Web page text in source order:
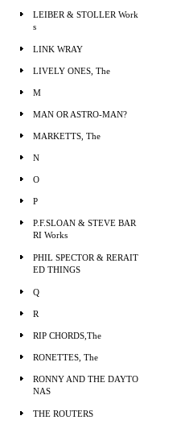
LEIBER & STOLLER Work
s
LINK WRAY
LIVELY ONES, The
M
MAN OR ASTRO-MAN?
MARKETTS, The
N
O
P
P.F.SLOAN & STEVE BAR
RI Works
PHIL SPECTOR & RERAIT
ED THINGS
Q
R
RIP CHORDS,The
RONETTES, The
RONNY AND THE DAYTO
NAS
THE ROUTERS